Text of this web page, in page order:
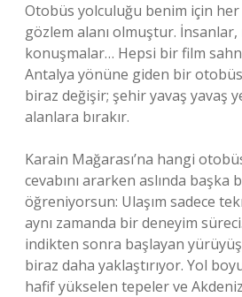
Otobüs yolculuğu benim için
gözlem alanı olmuştur.
konuşmalar… Hepsi bir film
Antalya yönüne giden bir
biraz değişir; şehir yavaş yavaş
alanlara bırakır.
Karain Mağarası’na hangi
cevabını ararken aslında başka
öğreniyorsun: Ulaşım sadece
aynı zamanda bir deneyim
indikten sonra başlayan
biraz daha yaklaştırıyor. Yol
hafif yükselen tepeler ve